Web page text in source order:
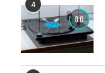
4
8.0